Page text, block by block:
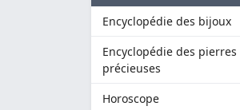
Encyclopédie des bijoux
Encyclopédie des pierres
précieuses
Horoscope